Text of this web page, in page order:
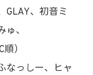
GLAY、初音ミ
、
）
なっしー、ヒャ